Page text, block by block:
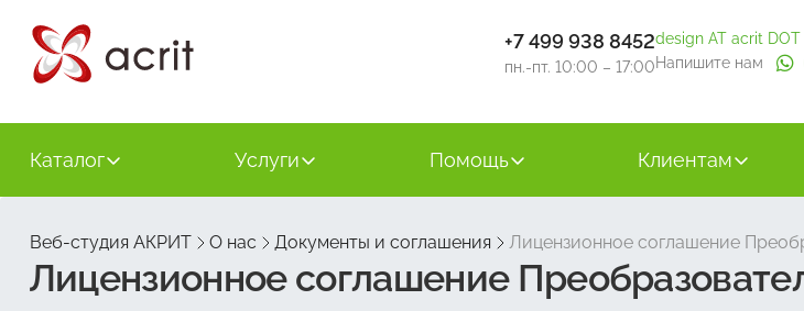
+7 499 938 8452
пн.-пт. 10:00 – 17:00
design AT acrit DOT
Напишите нам
Каталог Услуги Помощь Клиентам
Веб-студия АКРИТ О нас Документы и соглашения Лицензионное соглашение
Лицензионное соглашение